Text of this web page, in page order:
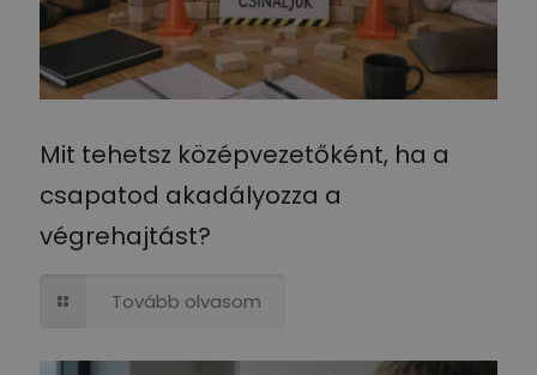
Mit tehetsz középvezetőként, ha a
csapatod akadályozza a
végrehajtást?
Tovább olvasom